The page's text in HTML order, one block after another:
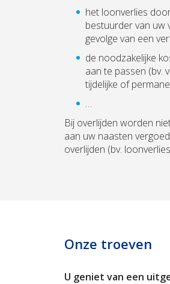
het loonverlies
bestuurder van uw
gevolge van een
de noodzakelijke
aan te passen (bv.
tijdelijke of
…
Bij overlijden worden
aan uw naasten
overlijden (bv.
Onze troeven
U geniet van een